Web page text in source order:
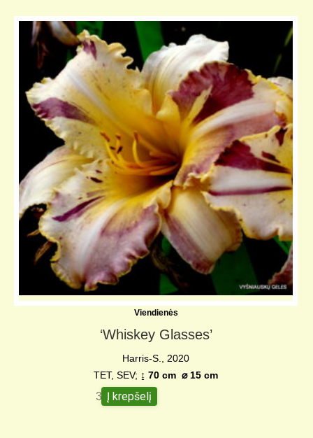
Viendienės
‘Whiskey Glasses’
Harris-S., 2020
TET, SEV; ↨ 70 cm ⌀15 cm
350,00€
Į krepšelį